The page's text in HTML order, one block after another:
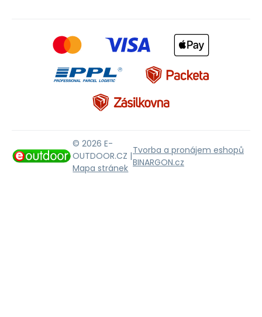
© 2026 E-
OUTDOOR.CZ |
Mapa stránek
Tvorba a pronájem eshopů
BINARGON.cz